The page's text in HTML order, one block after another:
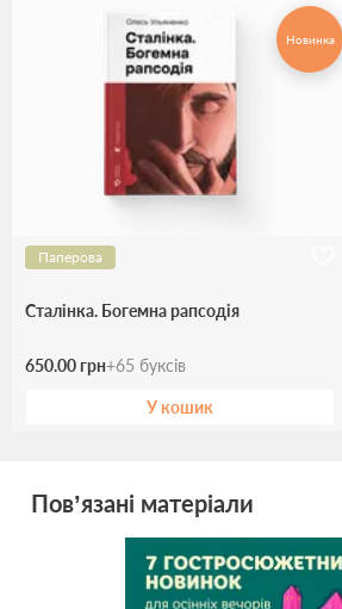
Новинка
Паперова
Сталінка. Богемна рапсодія
650.00 грн+65 буксів
У кошик
Пов’язані матеріали